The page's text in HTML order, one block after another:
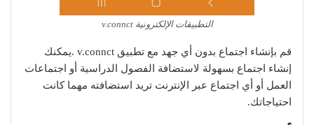
التطبيقات الإلكترونية v.connct
قم بإنشاء اجتماع بدون أي جهد مع تطبيق v.connct .يمكنك
إنشاء اجتماع بسهولة لاستضافة الفصول الدراسية أو اجتماعات
العمل أو أي اجتماع عبر الإنترنت تريد استضافته مهما كانت
احتياجاتك.